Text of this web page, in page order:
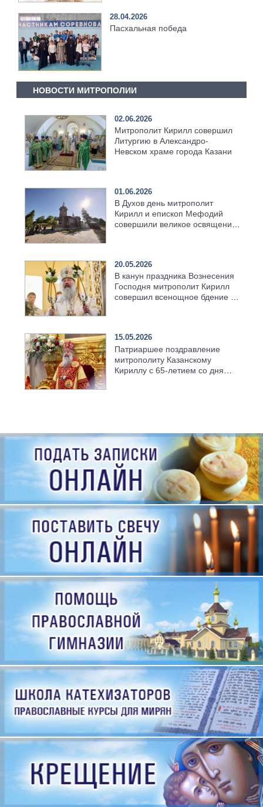
28.04.2026
Пасхальная победа
НОВОСТИ МИТРОПОЛИИ
02.06.2026
Митрополит Кирилл совершил
Литургию в Александро-
Невском храме города Казани
01.06.2026
В Духов день митрополит
Кирилл и епископ Мефодий
совершили великое освящение
20.05.2026
В канун праздника Вознесения
Господня митрополит Кирилл
совершил всенощное бдение в
15.05.2026
Патриаршее поздравление
митрополиту Казанскому
Кириллу с 65-летием со дня